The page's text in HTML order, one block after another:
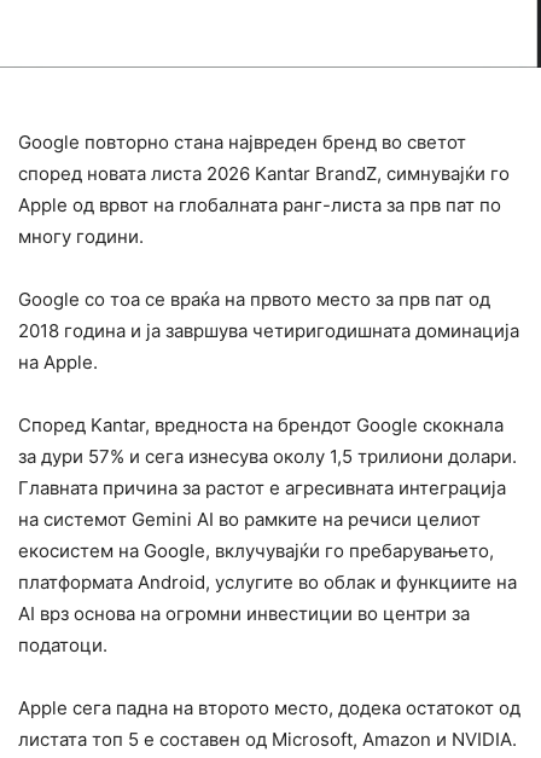
Google повторно стана највреден бренд во светот
според новата листа 2026 Kantar BrandZ, симнувајќи го
Apple од врвот на глобалната ранг-листа за прв пат по
многу години.
Google со тоа се враќа на првото место за прв пат од
2018 година и ја завршува четиригодишната доминација
на Apple.
Според Kantar, вредноста на брендот Google скокнала
за дури 57% и сега изнесува околу 1,5 трилиони долари.
Главната причина за растот е агресивната интеграција
на системот Gemini AI во рамките на речиси целиот
екосистем на Google, вклучувајќи го пребарувањето,
платформата Android, услугите во облак и функциите на
AI врз основа на огромни инвестиции во центри за
податоци.
Apple сега падна на второто место, додека остатокот од
листата топ 5 е составен од Microsoft, Amazon и NVIDIA.